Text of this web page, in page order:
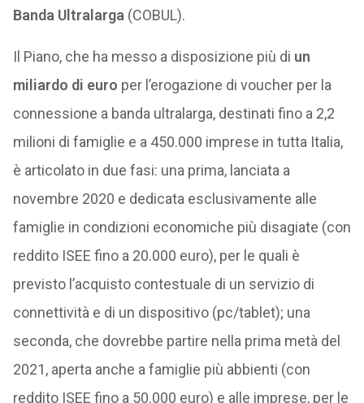
Banda Ultralarga (COBUL).
Il Piano, che ha messo a disposizione più di un
miliardo di euro per l’erogazione di voucher per la
connessione a banda ultralarga, destinati fino a 2,2
milioni di famiglie e a 450.000 imprese in tutta Italia,
è articolato in due fasi: una prima, lanciata a
novembre 2020 e dedicata esclusivamente alle
famiglie in condizioni economiche più disagiate (con
reddito ISEE fino a 20.000 euro), per le quali è
previsto l’acquisto contestuale di un servizio di
connettività e di un dispositivo (pc/tablet); una
seconda, che dovrebbe partire nella prima metà del
2021, aperta anche a famiglie più abbienti (con
reddito ISEE fino a 50.000 euro) e alle imprese, per le